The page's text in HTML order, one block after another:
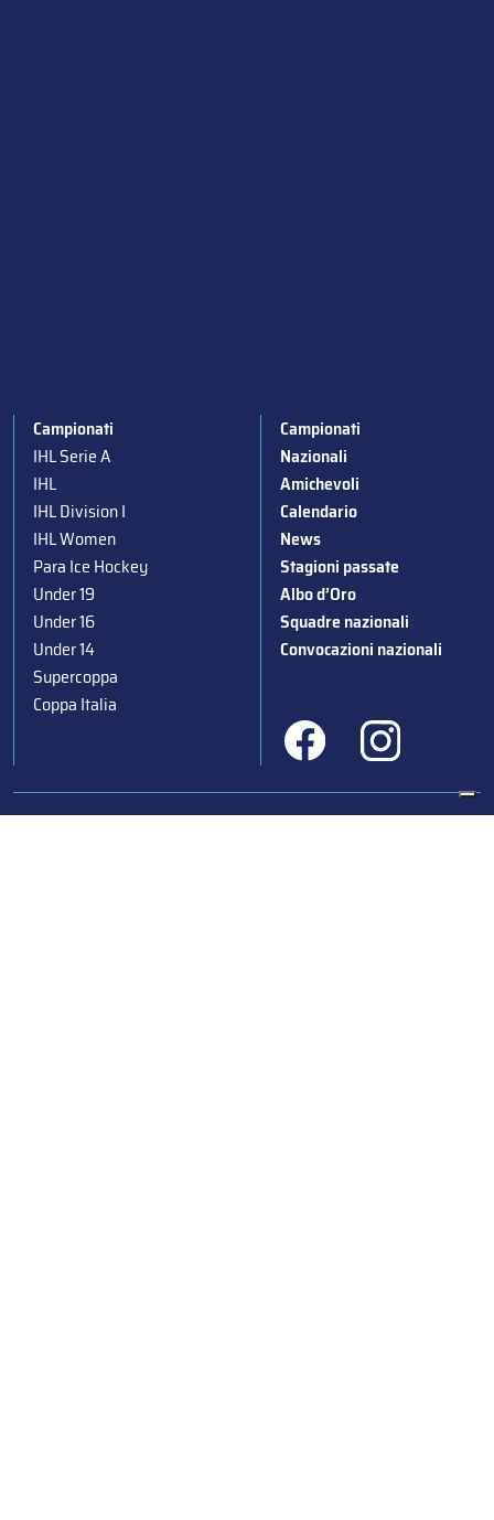
Campionati
IHL Serie A
IHL
IHL Division I
IHL Women
Para Ice Hockey
Under 19
Under 16
Under 14
Supercoppa
Coppa Italia
Campionati
Nazionali
Amichevoli
Calendario
News
Stagioni passate
Albo d’Oro
Squadre nazionali
Convocazioni nazionali